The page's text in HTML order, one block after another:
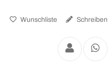
Wunschliste Schreiben